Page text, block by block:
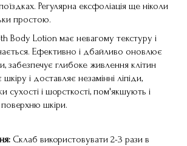
Регулярна ексфоліація ще ніколи
простою.
Body Lotion має невагому текстуру і
Ефективно і дбайливо оновлює
забезпечує глибоке живлення клітин
і доставляє незамінні ліпіди,
сухості і шорсткості, пом'якшують і
шкіри.
Склаб використовувати 2-3 рази в